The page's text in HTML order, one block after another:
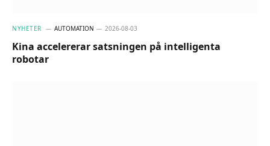
NYHETER AUTOMATION 2026-08-03
Kina accelererar satsningen på intelligenta
robotar